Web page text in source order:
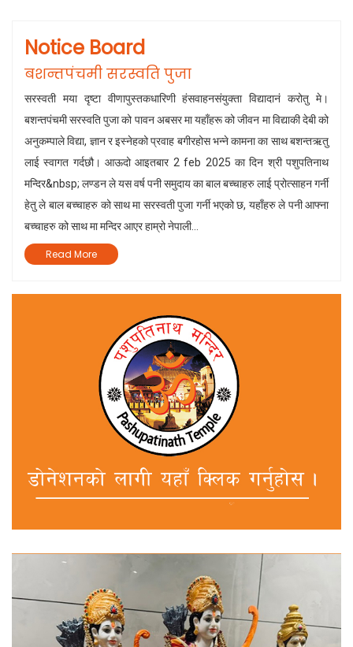
Notice Board
बशन्तपंचमी सरस्वति पुजा
सरस्वती मया दृष्टा वीणापुस्तकधारिणी हंसवाहनसंयुक्ता विद्यादानं करोतु मे।
बशन्तपंचमी सरस्वति पुजा को पावन अबसर मा यहाँहरू को जीवन मा विद्याकी देबी को
अनुकम्पाले विद्या, ज्ञान र इस्नेहको प्रवाह बगीरहोस भन्ने कामना का साथ बशन्तऋतु
लाई स्वागत गर्दछौ। आऊदो आइतबार 2 feb 2025 का दिन श्री पशुपतिनाथ
मन्दिर&nbsp; लण्डन ले यस वर्ष पनी समुदाय का बाल बच्चाहरु लाई प्रोत्साहन गर्नी
हेतु ले बाल बच्चाहरु को साथ मा सरस्वती पुजा गर्नी भएको छ, यहाँहरु ले पनी आफ्ना
बच्चाहरु को साथ मा मन्दिर आएर हाम्रो नेपाली...
Read More